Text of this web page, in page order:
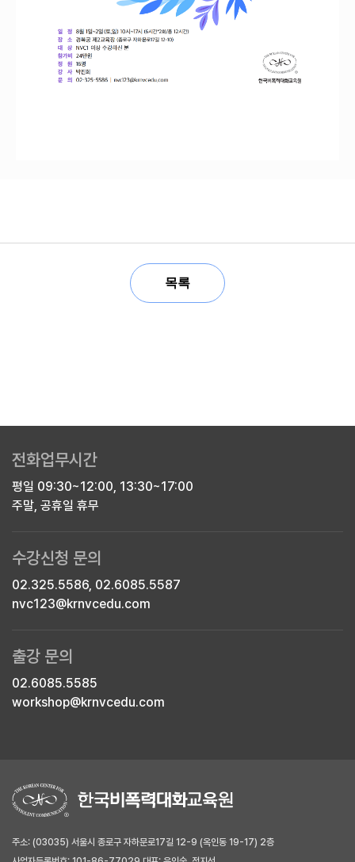
목록
전화업무시간
평일 09:30~12:00, 13:30~17:00
주말, 공휴일 휴무
수강신청 문의
02.325.5586, 02.6085.5587
nvc123@krnvcedu.com
출강 문의
02.6085.5585
workshop@krnvcedu.com
주소: (03035) 서울시 종로구 자하문로17길 12-9 (옥인동 19-17) 2층